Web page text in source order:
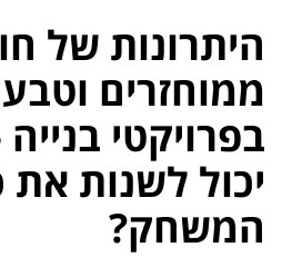
היתרונות של
ממוחזרים
בפרויקטי
יכול לשנות את
המשחק?